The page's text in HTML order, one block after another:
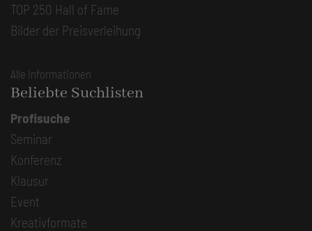
TOP 250 Hall of Fame
Bilder der Preisverleihung
Alle Informationen
Beliebte Suchlisten
Profisuche
Seminar
Konferenz
Klausur
Event
Kreativformate